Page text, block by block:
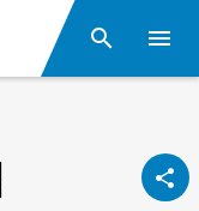
Otsing